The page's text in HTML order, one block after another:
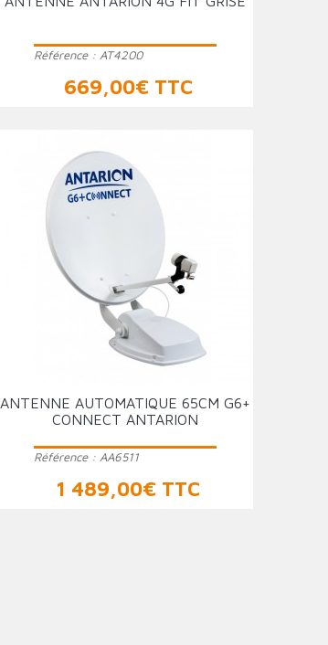
Référence : AT4200
Prix
669,00€ TTC
ANTENNE AUTOMATIQUE 65CM G6+
CONNECT ANTARION
Référence : AA6511
Prix
1 489,00€ TTC